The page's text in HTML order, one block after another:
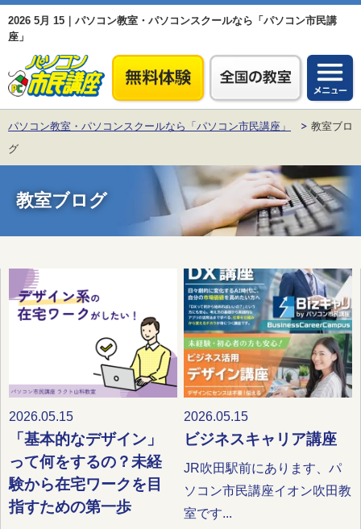
2026 5月 15｜パソコン教室・パソコンスクールなら「パソコン市民講
座」
パソコン教室・パソコンスクールなら「パソコン市民講座」
教室ブロ
グ
教室ブログ
2026.05.15
「基本的なデザイン」
って何をするの？未経
験から在宅ワークを目
指すための第一歩
2026.05.15
ビジネスキャリア講座
JR吹田駅前にあります、パ
ソコン市民講座イオン吹田教
室です...